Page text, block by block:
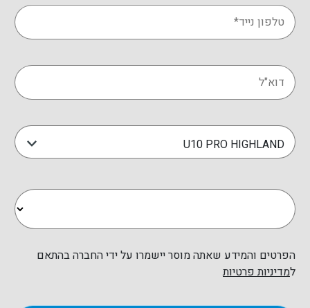
קיבולת דלק
U10 PRO HIGHLAND
הפרטים והמידע שאתה מוסר יישמרו על ידי החברה בהתאם
למדיניות פרטיות